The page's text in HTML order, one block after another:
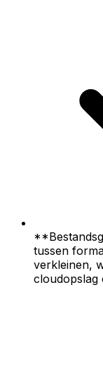
tussen
verkleinen,
cloudopslag